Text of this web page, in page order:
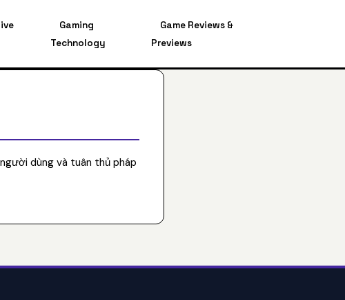
Gaming
Technology
Game Reviews &
Previews
dùng và tuân thủ pháp